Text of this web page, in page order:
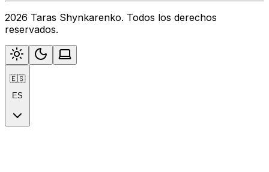
2026 Taras Shynkarenko. Todos los derechos
reservados.
🇪🇸
ES